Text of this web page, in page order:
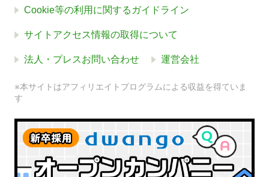
Cookie等の利用に関するガイドライン
サイトアクセス情報の取得について
法人・プレスお問い合わせ 運営会社
※本サイトはアフィリエイトプログラムによる収益を得ていま
す